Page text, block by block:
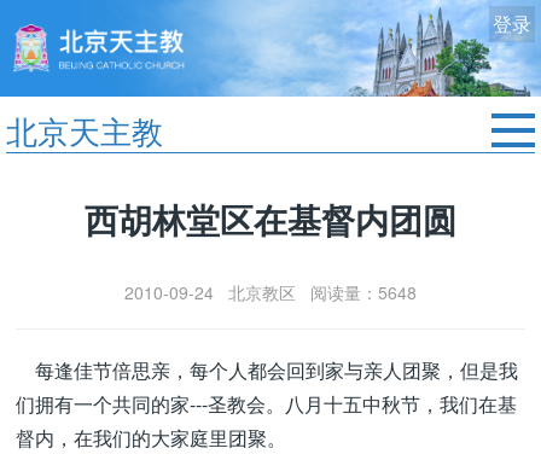
登录
北京天主教
教区动态
服务中心
政策法规
西胡林堂区在基督内团圆
2010-09-24 北京教区 阅读量：5648
每逢佳节倍思亲，每个人都会回到家与亲人团聚，但是我
们拥有一个共同的家---圣教会。八月十五中秋节，我们在基
督内，在我们的大家庭里团聚。